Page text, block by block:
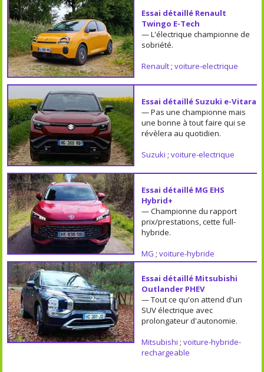
Essai détaillé Renault
Twingo E-Tech
— L'électrique championne de
sobriété.
Renault; voiture-electrique
Essai détaillé Suzuki e-Vitara
— Pas une championne mais
une bonne à tout faire qui se
révèlera au quotidien.
Suzuki ; voiture-electrique
Essai détaillé MG EHS
Hybrid+
— Championne du rapport
prix/prestations, cette full-
hybride.
MG ; voiture-hybride
Essai détaillé Mitsubishi
Outlander PHEV
— Tout ce qu'on attend d'un
SUV électrique avec
prolongateur d'autonomie.
Mitsubishi ; voiture-hybride-
rechargeable